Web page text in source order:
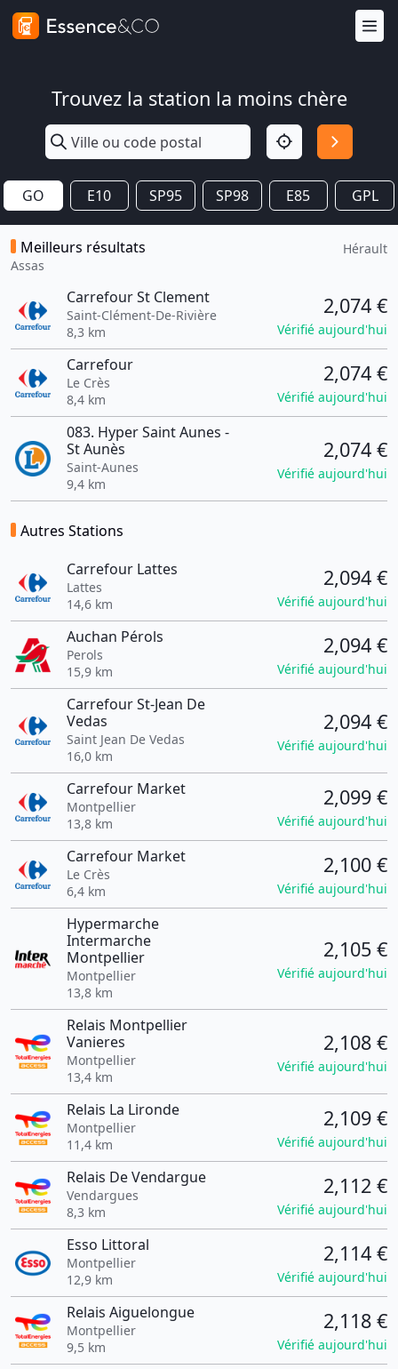
Trouvez la station la moins chère
GO E10 SP95 SP98 E85 GPL
Meilleurs résultats
Assas
Hérault
Carrefour St Clement
Saint-Clément-De-Rivière
8,3 km
2,074 €
Vérifié aujourd'hui
Carrefour
Le Crès
8,4 km
2,074 €
Vérifié aujourd'hui
083. Hyper Saint Aunes -
St Aunès
Saint-Aunes
9,4 km
2,074 €
Vérifié aujourd'hui
Autres Stations
Carrefour Lattes
Lattes
14,6 km
2,094 €
Vérifié aujourd'hui
Auchan Pérols
Perols
15,9 km
2,094 €
Vérifié aujourd'hui
Carrefour St-Jean De
Vedas
Saint Jean De Vedas
16,0 km
2,094 €
Vérifié aujourd'hui
Carrefour Market
Montpellier
13,8 km
2,099 €
Vérifié aujourd'hui
Carrefour Market
Le Crès
6,4 km
2,100 €
Vérifié aujourd'hui
Hypermarche
Intermarche
Montpellier
Montpellier
13,8 km
2,105 €
Vérifié aujourd'hui
Relais Montpellier
Vanieres
Montpellier
13,4 km
2,108 €
Vérifié aujourd'hui
Relais La Lironde
Montpellier
11,4 km
2,109 €
Vérifié aujourd'hui
Relais De Vendargue
Vendargues
8,3 km
2,112 €
Vérifié aujourd'hui
Esso Littoral
Montpellier
12,9 km
2,114 €
Vérifié aujourd'hui
Relais Aiguelongue
Montpellier
9,5 km
2,118 €
Vérifié aujourd'hui